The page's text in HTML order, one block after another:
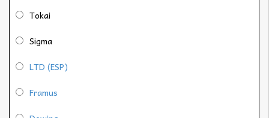
Tokai
Sigma
LTD (ESP)
Framus